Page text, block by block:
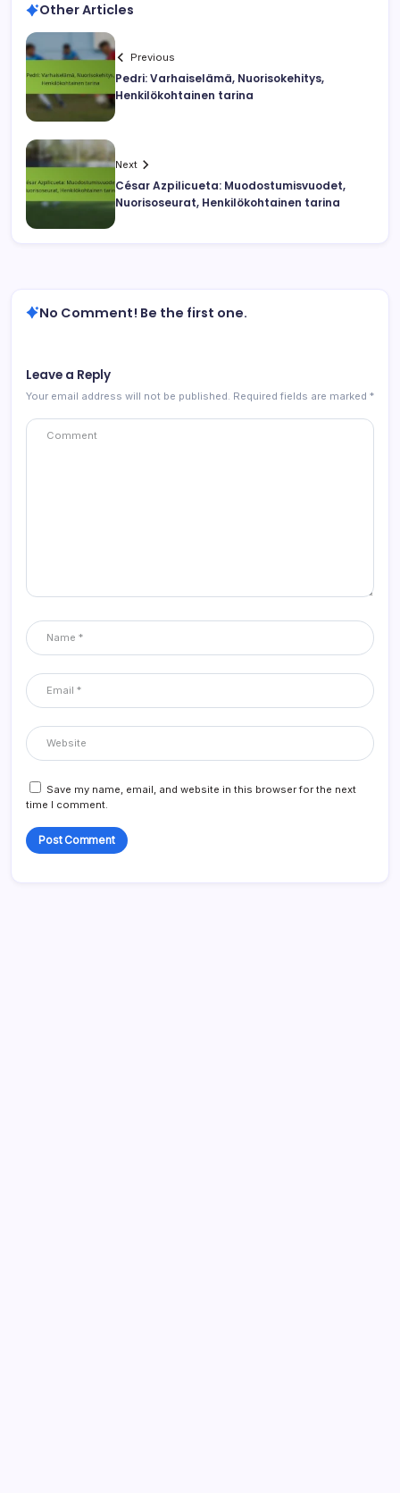
Other Articles
Previous
Pedri: Varhaiselämä, Nuorisokehitys,
Henkilökohtainen tarina
Next
César Azpilicueta: Muodostumisvuodet,
Nuorisoseurat, Henkilökohtainen tarina
No Comment! Be the first one.
Leave a Reply
Your email address will not be published. Required fields are marked *
Save my name, email, and website in this browser for the next
time I comment.